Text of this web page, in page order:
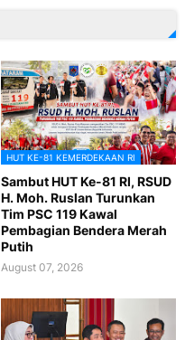
HUT KE-81 KEMERDEKAAN RI
Sambut HUT Ke-81 RI, RSUD
H. Moh. Ruslan Turunkan
Tim PSC 119 Kawal
Pembagian Bendera Merah
Putih
August 07, 2026